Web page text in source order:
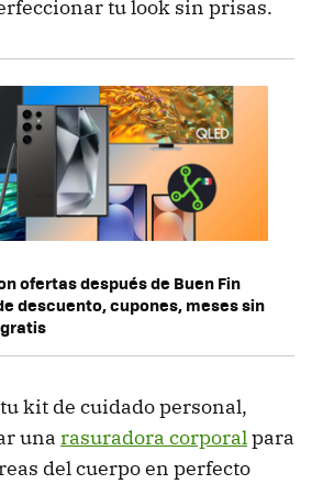
tu look sin prisas.
ofertas después de Buen Fin
descuento, cupones, meses sin
kit de cuidado personal,
una rasuradora corporalpara
del cuerpo en perfecto